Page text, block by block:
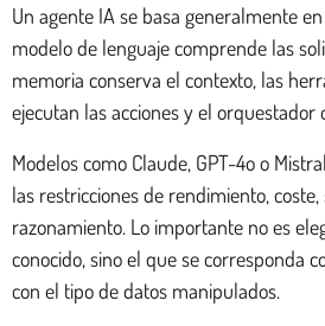
Un agente IA se basa generalmente
modelo de lenguaje comprende las
memoria conserva el contexto, las
ejecutan las acciones y el orquestador
Modelos como Claude, GPT-4o o
las restricciones de rendimiento,
razonamiento. Lo importante no es
conocido, sino el que se corresponda
con el tipo de datos manipulados.